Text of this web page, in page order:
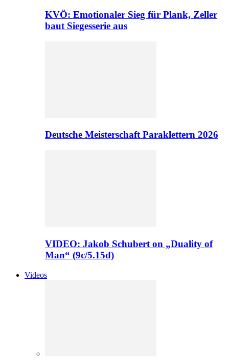
KVÖ: Emotionaler Sieg für Plank, Zeller
baut Siegesserie aus
Deutsche Meisterschaft Paraklettern 2026
VIDEO: Jakob Schubert on „Duality of
Man“ (9c/5.15d)
Videos